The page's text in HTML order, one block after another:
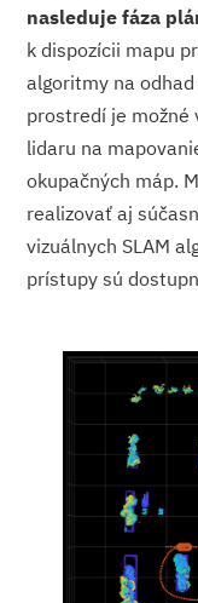
nasleduje fáza
k dispozícii mapu
algoritmy na
prostredí je možné
lidaru na
okupačných máp.
realizovať aj
vizuálnych SLAM
prístupy sú